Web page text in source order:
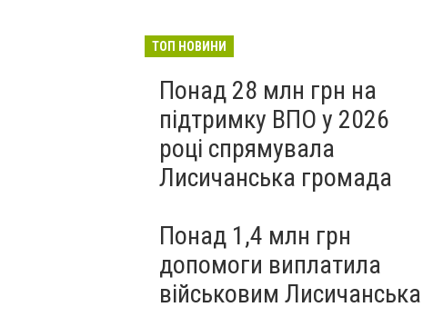
ТОП НОВИНИ
Понад 28 млн грн на
підтримку ВПО у 2026
році спрямувала
Лисичанська громада
Понад 1,4 млн грн
допомоги виплатила
військовим Лисичанська